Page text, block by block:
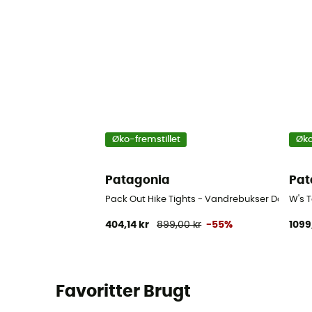
Øko-fremstillet
Patagonia
Pack Out Hike Tights - Vandrebukser Damer
404,14 kr 899,00 kr -55%
W's
Favoritter Brugt